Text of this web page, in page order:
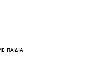
ΠΑΙΔΙΑ